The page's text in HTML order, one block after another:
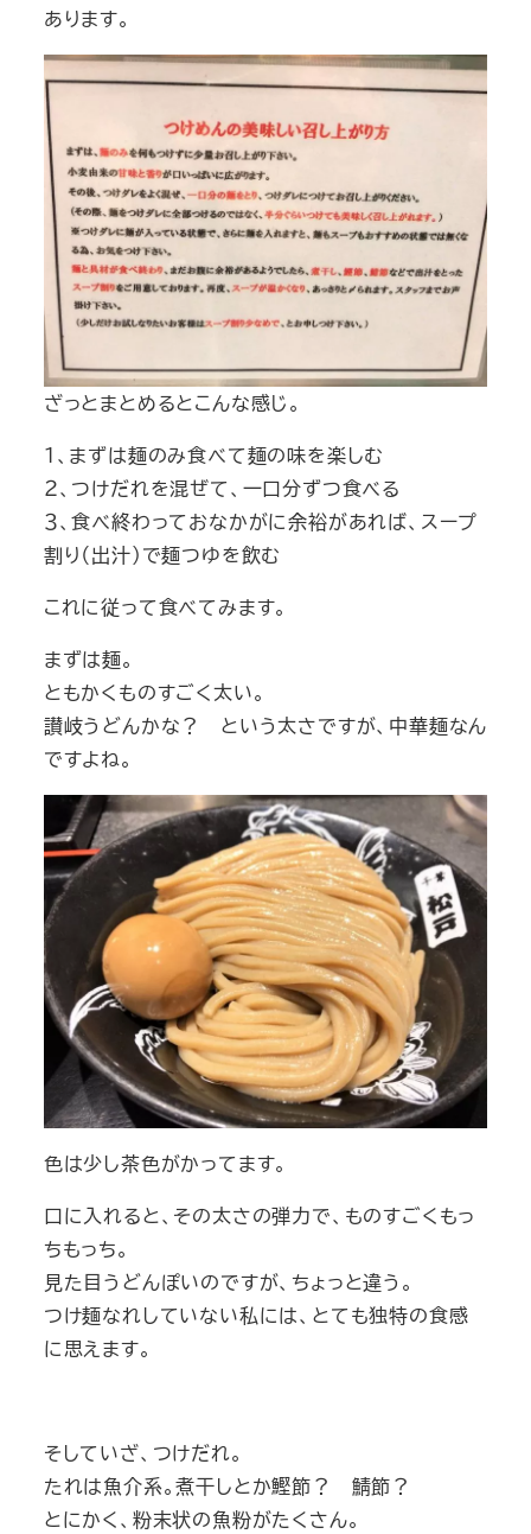
あります。
ざっとまとめるとこんな感じ。
１、まずは麺のみ食べて麺の味を楽しむ
２、つけだれを混ぜて、一口分ずつ食べる
３、食べ終わっておなかがに余裕があれば、スープ
割り（出汁）で麺つゆを飲む
これに従って食べてみます。
まずは麺。
ともかくものすごく太い。
讃岐うどんかな？ という太さですが、中華麺なん
ですよね。
色は少し茶色がかってます。
口に入れると、その太さの弾力で、ものすごくもっ
ちもっち。
見た目うどんぽいのですが、ちょっと違う。
つけ麺なれしていない私には、とても独特の食感
に思えます。
そしていざ、つけだれ。
たれは魚介系。煮干しとか鰹節？ 鯖節？
とにかく、粉末状の魚粉がたくさん。